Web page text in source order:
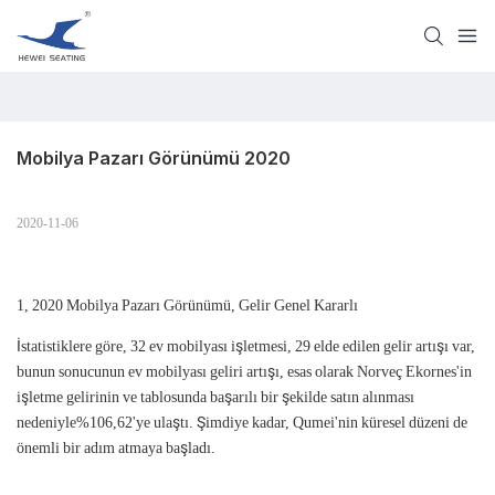
Mobilya Pazarı Görünümü 2020
2020-11-06
1, 2020 Mobilya Pazarı Görünümü, Gelir Genel Kararlı
İstatistiklere göre, 32 ev mobilyası işletmesi, 29 elde edilen gelir artışı var,
bunun sonucunun ev mobilyası geliri artışı, esas olarak Norveç Ekornes'in
işletme gelirinin ve tablosunda başarılı bir şekilde satın alınması
nedeniyle%106,62'ye ulaştı. Şimdiye kadar, Qumei'nin küresel düzeni de
önemli bir adım atmaya başladı.